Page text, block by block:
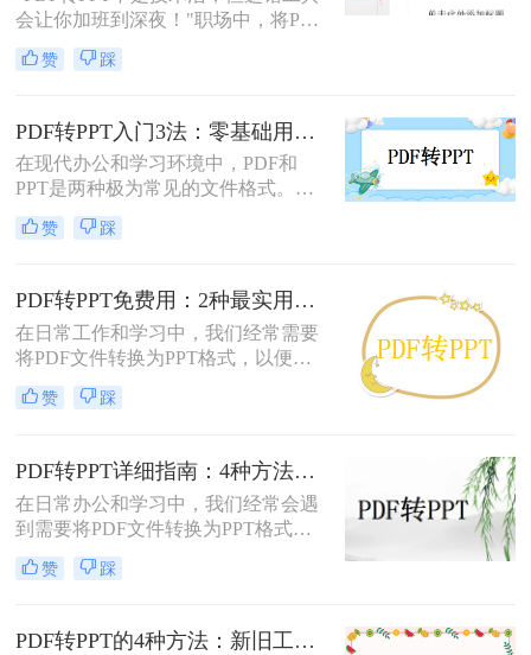
会让你加班到深夜！"职场中，将PDF
报告一键转化为PPT演示文稿是高频
刚需。然而，90%的办公族曾陷入“转
工”的泥潭——这不是能力问题，而
是工具选择的致命陷阱。那么怎么在
电脑上把pdf转换成ppt呢？作为深耕
电脑办公软件测评8年的博主，我亲
测30+工具，今天聚焦精准高效的转
换方案，帮你避开99%的坑。拒绝低
赞 踩
PDF转PPT入门3法：零基础用户的操作要点和注意事项！
在现代办公和学习环境中，PDF和
PPT是两种极为常见的文件格式。
PDF因其固定格式的特点而受到广泛
欢迎，尤其适合用于合同、学术论文
而，当这些静态内容需要被进一步编
辑或在公共场合展示时，将其转换为
PPT格式成为了一种常见的需求。那
么PDF如何转为PPT呢？本文将详细
介绍三种将PDF转换为PPT的方法，
帮助您根据自己的实际需求选择最合
赞 踩
PDF转PPT免费用：2种最实用的操作路径和避坑要点！
在日常工作和学习中，我们经常需要
将PDF文件转换为PPT格式，以便进
行演示或编辑。那么怎么把pdf转换成
ppt免费呢？本文将介绍两种免费将
完成转换任务。
赞 踩
PDF转PPT详细指南：4种方法的参数配置和输出效果调优！
在日常办公和学习中，我们经常会遇
到需要将PDF文件转换为PPT格式的
情况。无论是为了便于演示还是进一
步编辑，掌握有效的转换方法都是必
本文将详细介绍几种常用的方法。
赞 踩
PDF转PPT的4种方法：新旧工具对比，哪个更适合批量转换！